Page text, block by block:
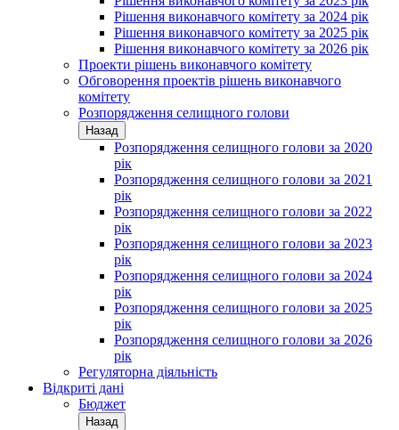
Рішення виконавчого комітету за 2024 рік
Рішення виконавчого комітету за 2025 рік
Рішення виконавчого комітету за 2026 рік
Проекти рішень виконавчого комітету
Обговорення проектів рішень виконавчого
комітету
Розпорядження селищного голови
Назад
Розпорядження селищного голови за 2020
рік
Розпорядження селищного голови за 2021
рік
Розпорядження селищного голови за 2022
рік
Розпорядження селищного голови за 2023
рік
Розпорядження селищного голови за 2024
рік
Розпорядження селищного голови за 2025
рік
Розпорядження селищного голови за 2026
рік
Регуляторна діяльність
Відкриті дані
Бюджет
Назад